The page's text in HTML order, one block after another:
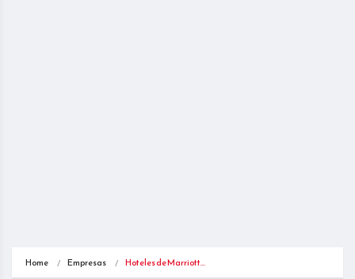
Home Empresas Hoteles de Marriott…